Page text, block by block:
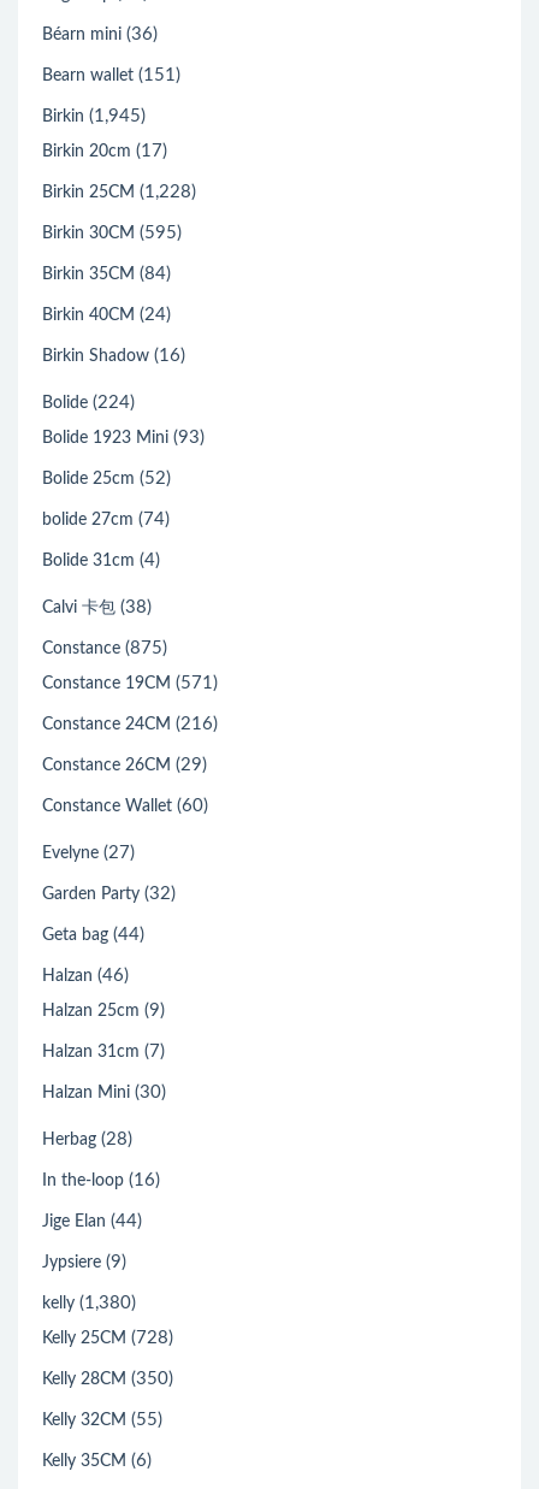
分類目錄
Bag strap(13)
Béarn mini(36)
Bearn wallet (151)
Birkin (1,945)
Birkin 20cm(17)
Birkin 25CM (1,228)
Birkin 30CM (595)
Birkin 35CM(84)
Birkin 40CM
Birkin Shadow(16)
Bolide (224)
Bolide 1923 Mini(93)
Bolide 25cm (52)
bolide 27cm(74)
Bolide 31cm(4)
Calvi 卡包(38)
Constance (875)
Constance 19CM (571)
Constance 24CM(216)
Constance 26CM
Constance Wallet(60)
Evelyne(27)
Garden Party
Geta bag(44)
Halzan (46)
Halzan 25cm(9)
Halzan 31cm
Halzan Mini(30)
Herbag(28)
In the-loop(16)
Jige Elan(44)
Jypsiere(9)
kelly (1,380)
Kelly 25CM (728)
Kelly 28CM (350)